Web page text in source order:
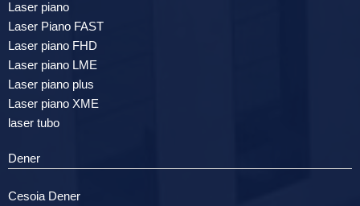
Laser piano
Laser Piano FAST
Laser piano FHD
Laser piano LME
Laser piano plus
Laser piano XME
laser tubo
Dener
Cesoia Dener